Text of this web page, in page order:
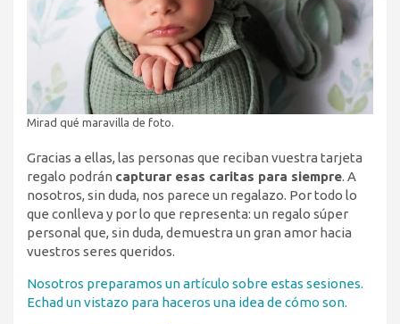
Mirad qué maravilla de foto.
Gracias a ellas, las personas que reciban vuestra tarjeta
regalo podrán capturar esas caritas para siempre. A
nosotros, sin duda, nos parece un regalazo. Por todo lo
que conlleva y por lo que representa: un regalo súper
personal que, sin duda, demuestra un gran amor hacia
vuestros seres queridos.
Nosotros preparamos un artículo sobre estas sesiones.
Echad un vistazo para haceros una idea de cómo son.